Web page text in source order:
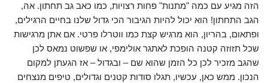
הזה מגיע עם כמה "מתנות" פחות רצויות, כמו כאב גב תחתון. אה,
הגב התחתון! הוא יכול להיות הגיבור הכי גדול שלנו בחיים הרגילים,
ופתאום, בהריון, הוא מרגיש קצת כמו ווטרלו פרטי. אם אתן מרגישות
שכל תזוזה קטנה הופכת לאתגר אולימפי, או שפשוט נמאס לכן
שהגב מזכיר לכן כל הזמן שהוא שם – ובגדול – אז הגעתן למקום
הנכון. ממש כאן, עכשיו, תגלו סודות קטנים וגדולים, טיפים מנצחים